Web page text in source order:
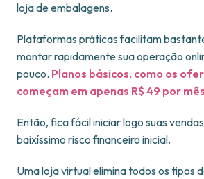
loja de embalagens.
Plataformas práticas facilitam
montar rapidamente sua operação
pouco. Planos básicos, como os
começam em apenas R$ 49 por mês
Então, fica fácil iniciar logo suas
baixíssimo risco financeiro inicial.
Uma loja virtual elimina todos os tipos